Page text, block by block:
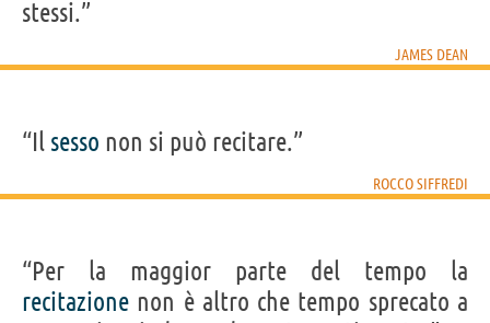
stessi.”
JAMES DEAN
“Il sesso non si può recitare.”
ROCCO SIFFREDI
“Per la maggior parte del tempo la
recitazione non è altro che tempo sprecato a